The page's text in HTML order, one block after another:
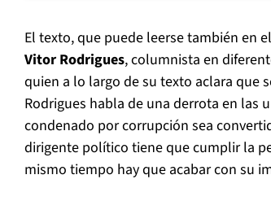
El texto, que puede leerse también en
Vitor Rodrigues, columnista en
quien a lo largo de su texto aclara que
Rodrigues habla de una derrota en las
condenado por corrupción sea
dirigente político tiene que cumplir la
mismo tiempo hay que acabar con su